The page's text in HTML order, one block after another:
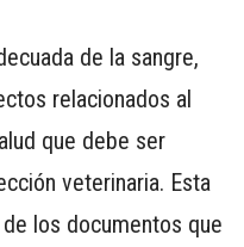
de la sangre,
relacionados al
que debe ser
veterinaria. Esta
los documentos que